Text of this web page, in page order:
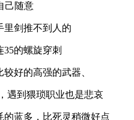
己随意
里剑推不到人的
的螺旋穿刺
好的高强的武器、
遇到猥琐职业也是悲哀
的蓝多，比死灵稍微好点